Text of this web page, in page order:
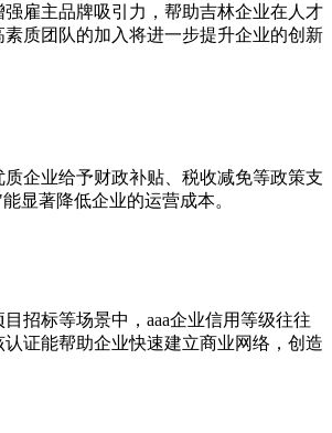
强雇主品牌吸引力，帮助吉林企业在人才
质团队的加入将进一步提升企业的创新
企业给予财政补贴、税收减免等政策支
显著降低企业的运营成本。
招标等场景中，aaa企业信用等级往往
证能帮助企业快速建立商业网络，创造